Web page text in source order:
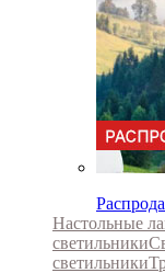
Настольные
светильники
светильники